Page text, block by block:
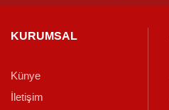
KURUMSAL
Künye
İletişim